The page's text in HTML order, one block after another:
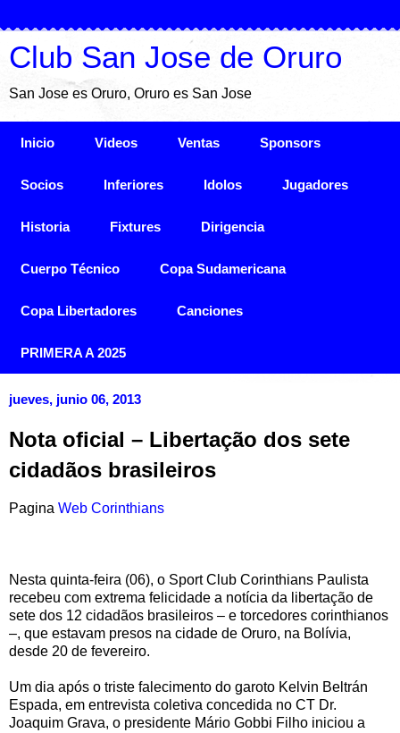
Club San Jose de Oruro
San Jose es Oruro, Oruro es San Jose
Inicio Videos Ventas Sponsors
Socios Inferiores Idolos Jugadores
Historia Fixtures Dirigencia
Cuerpo Técnico Copa Sudamericana
Copa Libertadores Canciones
PRIMERA A 2025
jueves, junio 06, 2013
Nota oficial – Libertação dos sete
cidadãos brasileiros
Pagina Web Corinthians
Nesta quinta-feira (06), o Sport Club Corinthians Paulista
recebeu com extrema felicidade a notícia da libertação de
sete dos 12 cidadãos brasileiros – e torcedores corinthianos
–, que estavam presos na cidade de Oruro, na Bolívia,
desde 20 de fevereiro.
Um dia após o triste falecimento do garoto Kelvin Beltrán
Espada, em entrevista coletiva concedida no CT Dr.
Joaquim Grava, o presidente Mário Gobbi Filho iniciou a